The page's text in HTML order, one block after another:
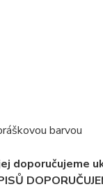
barvou
doporučujeme